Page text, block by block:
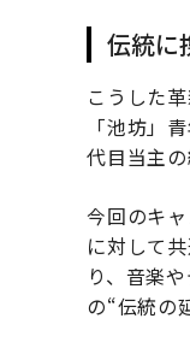
伝統に
こうした
「池坊」
代目当主
今回のキ
に対して
り、音楽
の“伝統の